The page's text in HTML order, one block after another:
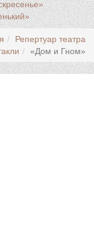
Репертуар театра
«Дом и Гном»